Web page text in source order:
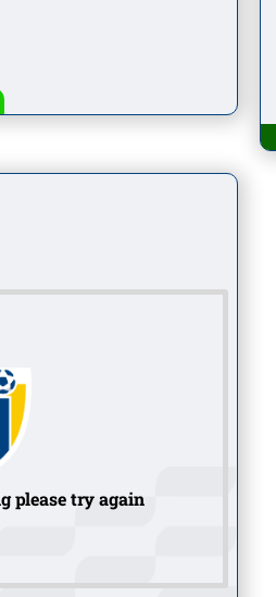
please try again